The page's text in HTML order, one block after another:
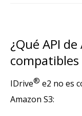
¿Qué API
IDrive® e2 no es
Amazon S3: